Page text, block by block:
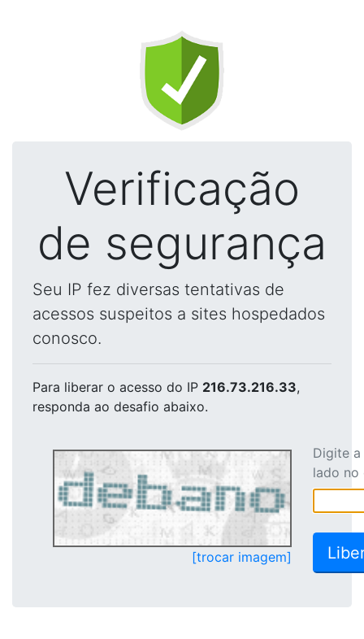
Verificação
de segurança
Seu IP fez diversas tentativas de
acessos suspeitos a sites hospedados
conosco.
Para liberar o acesso do IP 216.73.216.33,
responda ao desafio abaixo.
[trocar imagem]
Digite
lado no